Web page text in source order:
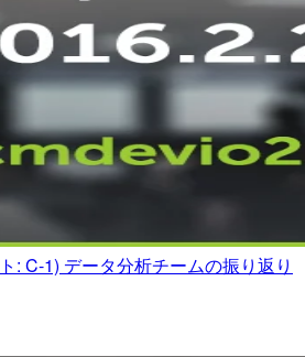
: C-1) データ分析チームの振り返り